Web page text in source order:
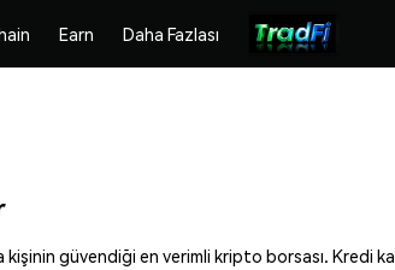
Earn Daha Fazlası
kişinin güvendiği en verimli kripto borsası. Kredi